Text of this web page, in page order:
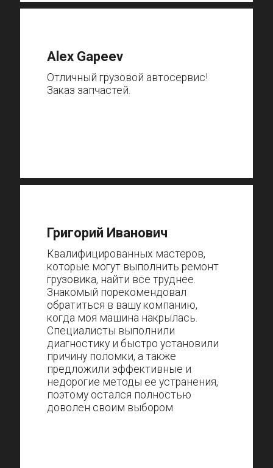
Alex Gapeev
Отличный грузовой автосервис!
Заказ запчастей.
Григорий Иванович
Квалифицированных мастеров,
которые могут выполнить ремонт
грузовика, найти все труднее.
Знакомый порекомендовал
обратиться в вашу компанию,
когда моя машина накрылась.
Специалисты выполнили
диагностику и быстро установили
причину поломки, а также
предложили эффективные и
недорогие методы ее устранения,
поэтому остался полностью
доволен своим выбором